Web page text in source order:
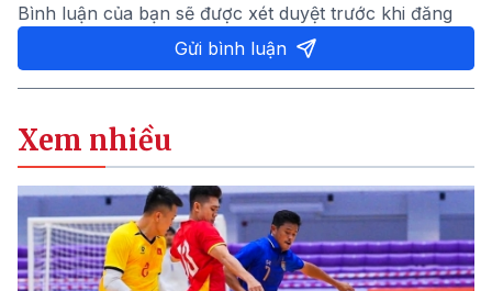
Bình luận của bạn sẽ được xét duyệt trước khi đăng
Gửi bình luận
Xem nhiều